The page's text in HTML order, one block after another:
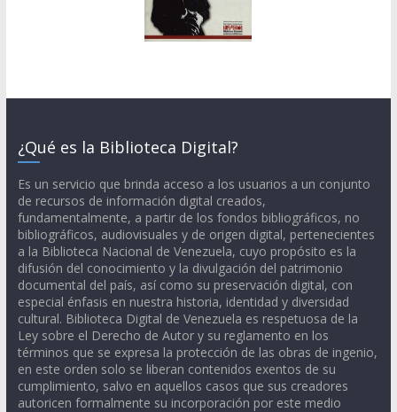
¿Qué es la Biblioteca Digital?
Es un servicio que brinda acceso a los usuarios a un conjunto
de recursos de información digital creados,
fundamentalmente, a partir de los fondos bibliográficos, no
bibliográficos, audiovisuales y de origen digital, pertenecientes
a la Biblioteca Nacional de Venezuela, cuyo propósito es la
difusión del conocimiento y la divulgación del patrimonio
documental del país, así como su preservación digital, con
especial énfasis en nuestra historia, identidad y diversidad
cultural. Biblioteca Digital de Venezuela es respetuosa de la
Ley sobre el Derecho de Autor y su reglamento en los
términos que se expresa la protección de las obras de ingenio,
en este orden solo se liberan contenidos exentos de su
cumplimiento, salvo en aquellos casos que sus creadores
autoricen formalmente su incorporación por este medio